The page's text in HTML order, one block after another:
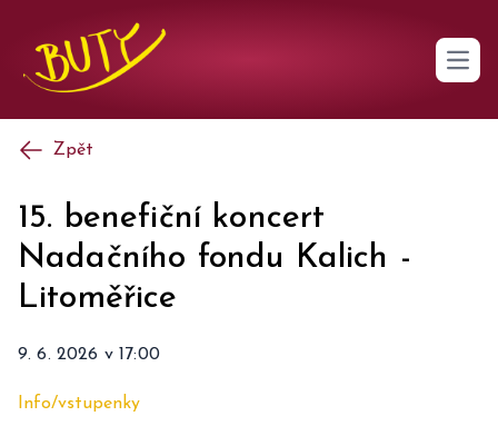
Open
Zpět
15. benefiční koncert
Nadačního fondu Kalich -
Litoměřice
9. 6. 2026 v 17:00
Info/vstupenky